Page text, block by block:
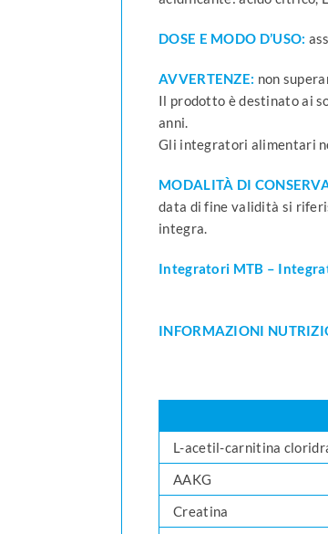
DOSE E MODO D’USO:
AVVERTENZE: non
Il prodotto è destinato ai
anni.
Gli integratori alimentari
MODALITÀ DI
data di fine validità si
integra.
Integratori MTB –
INFORMAZIONI
L-acetil-carnitina
AAKG
Creatina